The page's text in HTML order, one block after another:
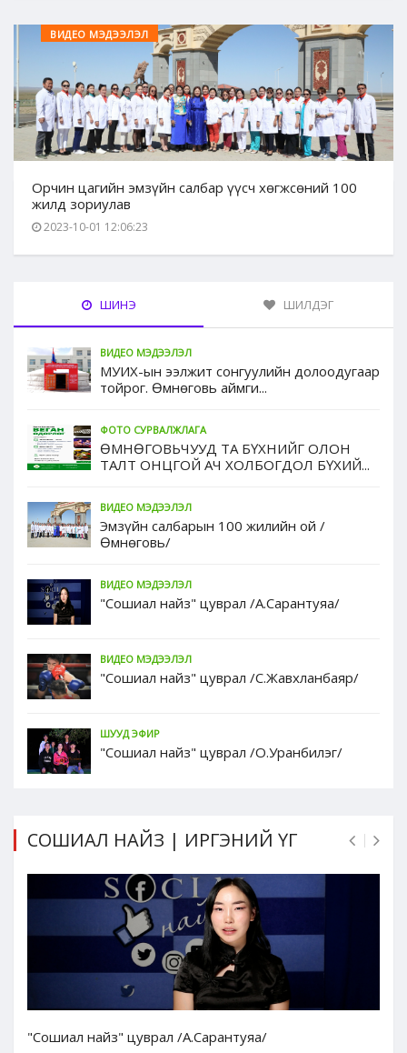
ВИДЕО МЭДЭЭЛЭЛ
Орчин цагийн эмзүйн салбар үүсч хөгжсөний 100
жилд зориулав
2023-10-01 12:06:23
ШИНЭ ШИЛДЭГ
ВИДЕО МЭДЭЭЛЭЛ
МУИХ-ын ээлжит сонгуулийн долоодугаар
тойрог. Өмнөговь аймги...
ФОТО СУРВАЛЖЛАГА
ӨМНӨГОВЬЧУУД ТА БҮХНИЙГ ОЛОН
ТАЛТ ОНЦГОЙ АЧ ХОЛБОГДОЛ БҮХИЙ...
ВИДЕО МЭДЭЭЛЭЛ
Эмзүйн салбарын 100 жилийн ой /
Өмнөговь/
ВИДЕО МЭДЭЭЛЭЛ
"Сошиал найз" цуврал /А.Сарантуяа/
ВИДЕО МЭДЭЭЛЭЛ
"Сошиал найз" цуврал /С.Жавхланбаяр/
ШУУД ЭФИР
"Сошиал найз" цуврал /О.Уранбилэг/
СОШИАЛ НАЙЗ | ИРГЭНИЙ ҮГ
"Сошиал найз" цуврал /А.Сарантуяа/